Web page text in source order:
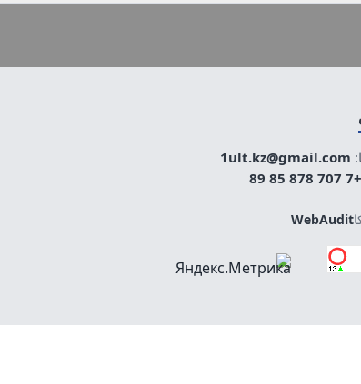
1ult.kz@gmail.com
+7 707 878 85 89
WebAudit